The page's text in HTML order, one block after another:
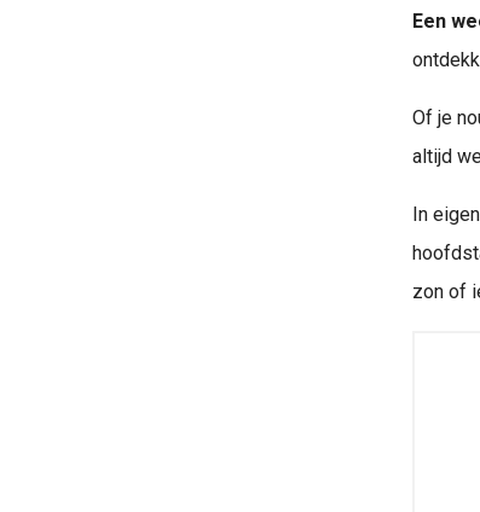
Een
Of je
altijd
In
zon of